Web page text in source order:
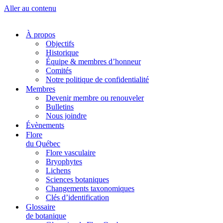
Aller au contenu
À propos
Objectifs
Historique
Équipe & membres d’honneur
Comités
Notre politique de confidentialité
Membres
Devenir membre ou renouveler
Bulletins
Nous joindre
Évènements
Flore
du Québec
Flore vasculaire
Bryophytes
Lichens
Sciences botaniques
Changements taxonomiques
Clés d’identification
Glossaire
de botanique